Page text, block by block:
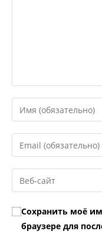
Введите
свое
имя
или
пользователя,
чтобы
прокомментировать
Введите
свой
email-
адрес,
прокомментировать
Введите
URL
вашего
веб-
сайта
Сохранить моё
браузере для